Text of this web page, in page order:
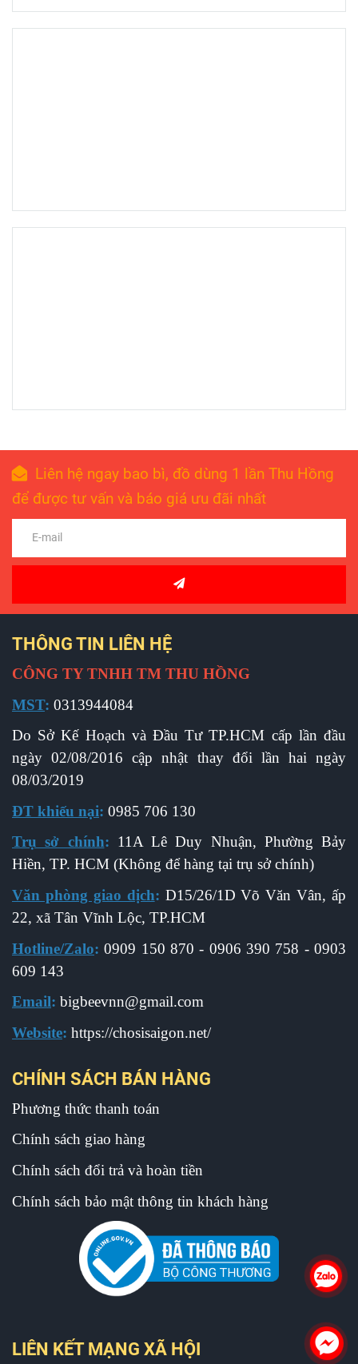
Liên hệ ngay bao bì, đồ dùng 1 lần Thu Hồng
để được tư vấn và báo giá ưu đãi nhất
THÔNG TIN LIÊN HỆ
CÔNG TY TNHH TM THU HỒNG
MST: 0313944084
Do Sở Kế Hoạch và Đầu Tư TP.HCM cấp lần đầu
ngày 02/08/2016 cập nhật thay đổi lần hai ngày
08/03/2019
ĐT khiếu nại: 0985 706 130
Trụ sở chính: 11A Lê Duy Nhuận, Phường Bảy
Hiền, TP. HCM (Không để hàng tại trụ sở chính)
Văn phòng giao dịch: D15/26/1D Võ Văn Vân, ấp
22, xã Tân Vĩnh Lộc, TP.HCM
Hotline/Zalo: 0909 150 870 - 0906 390 758 - 0903
609 143
Email: bigbeevnn@gmail.com
Website: https://chosisaigon.net/
CHÍNH SÁCH BÁN HÀNG
Phương thức thanh toán
Chính sách giao hàng
Chính sách đổi trả và hoàn tiền
Chính sách bảo mật thông tin khách hàng
LIÊN KẾT MẠNG XÃ HỘI